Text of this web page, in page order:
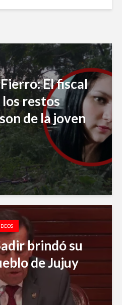
El fiscal
restos
de la joven
brindó su
de Jujuy